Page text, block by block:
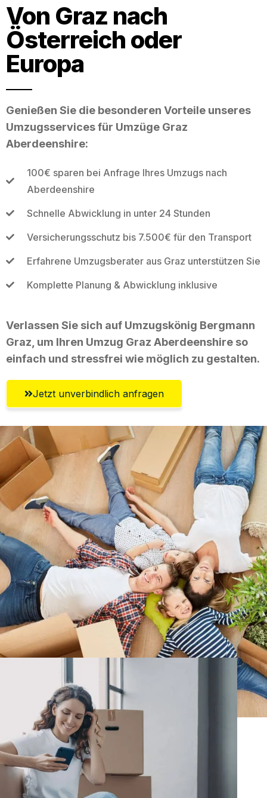
Von Graz nach
Österreich oder
Europa
Genießen Sie die besonderen Vorteile unseres
Umzugsservices für Umzüge Graz
Aberdeenshire:
100€ sparen bei Anfrage Ihres Umzugs nach
Aberdeenshire
Schnelle Abwicklung in unter 24 Stunden
Versicherungsschutz bis 7.500€ für den Transport
Erfahrene Umzugsberater aus Graz unterstützen Sie
Komplette Planung & Abwicklung inklusive
Verlassen Sie sich auf Umzugskönig Bergmann
Graz, um Ihren Umzug Graz Aberdeenshire so
einfach und stressfrei wie möglich zu gestalten.
Jetzt unverbindlich anfragen